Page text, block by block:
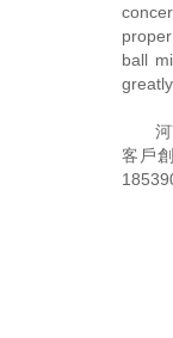
ball
客戶